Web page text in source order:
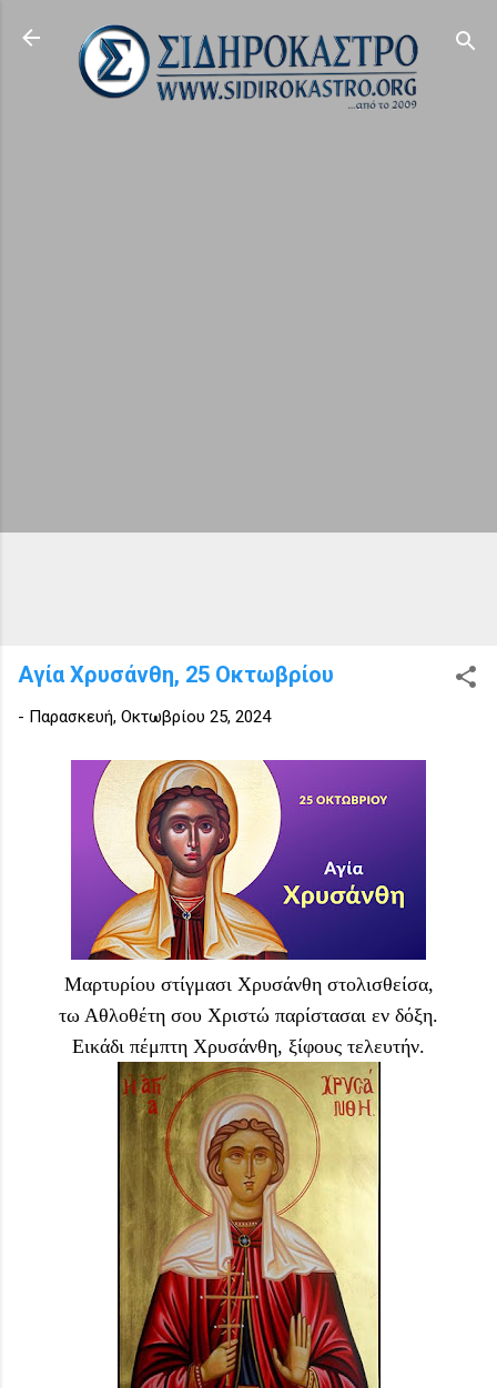
Μετάβαση στο κύριο περιεχόμενο
Αγία Χρυσάνθη, 25 Οκτωβρίου
- Παρασκευή, Οκτωβρίου 25, 2024
Μαρτυρίου στίγμασι Χρυσάνθη στολισθείσα,
τω Αθλοθέτη σου Χριστώ παρίστασαι εν δόξη.
Εικάδι πέμπτη Χρυσάνθη, ξίφους τελευτήν.